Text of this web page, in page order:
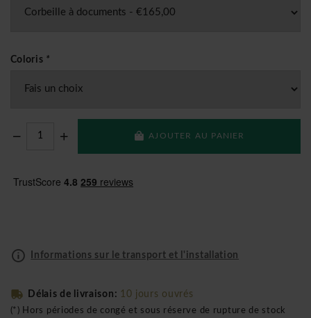
Coloris *
AJOUTER AU PANIER
Informations sur le transport et l'installation
Délais de livraison: 10 jours ouvrés
(*) Hors périodes de congé et sous réserve de rupture de stock